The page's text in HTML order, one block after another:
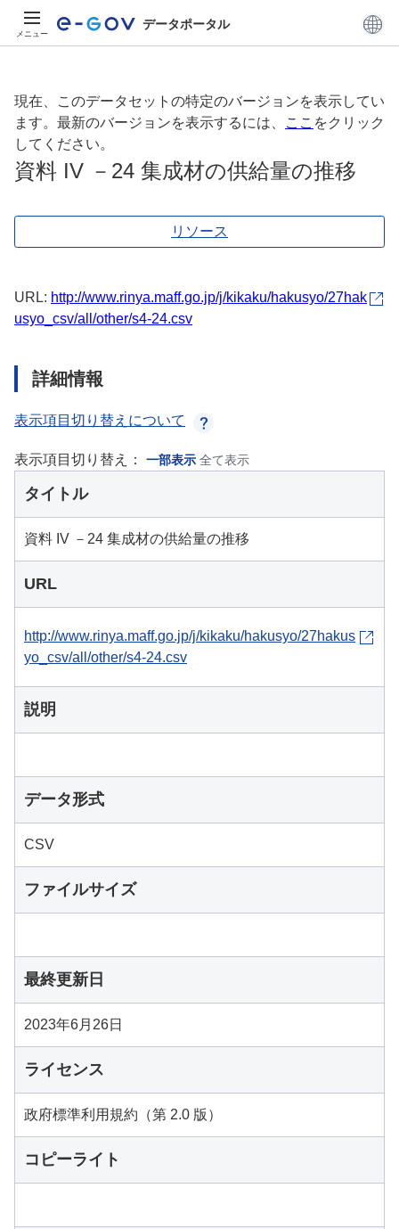
メニュー
データポータル
現在、このデータセットの特定のバージョンを表示してい
ます。最新のバージョンを表示するには、
ここ をクリック
してください。
資料 IV －24 集成材の供給量の推移
リソース
URL: http://www.rinya.maff.go.jp/j/kikaku/hakusyo/27hak
usyo_csv/all/other/s4-24.csv
詳細情報
表示項目切り替えについて
表示項目切り替え： 一部表示 全て表示
タイトル
資料 IV －24 集成材の供給量の推移
URL
http://www.rinya.maff.go.jp/j/kikaku/hakusyo/27hakus
yo_csv/all/other/s4-24.csv
説明
データ形式
CSV
ファイルサイズ
最終更新日
2023年6月26日
ライセンス
政府標準利用規約（第 2.0 版）
コピーライト